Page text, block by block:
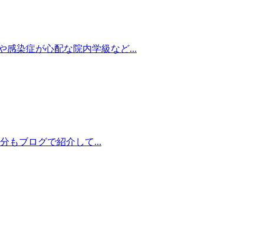
感染症が心配な院内学級など...
もブログで紹介して...